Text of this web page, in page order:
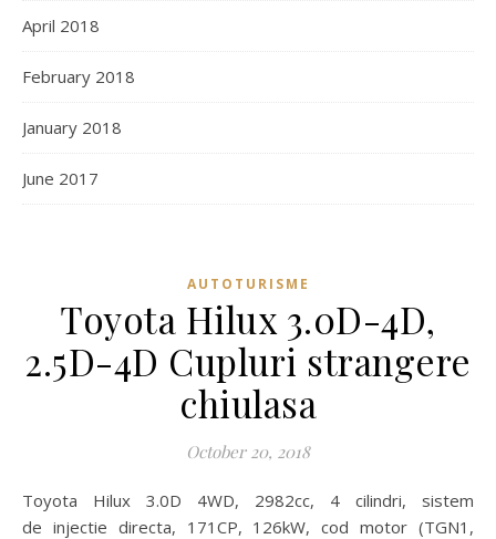
April 2018
February 2018
January 2018
June 2017
AUTOTURISME
Toyota Hilux 3.0D-4D,
2.5D-4D Cupluri strangere
chiulasa
October 20, 2018
Toyota Hilux 3.0D 4WD, 2982cc, 4 cilindri, sistem
de injectie directa, 171CP, 126kW, cod motor (TGN1,